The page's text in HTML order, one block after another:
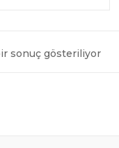
sonuç gösteriliyor